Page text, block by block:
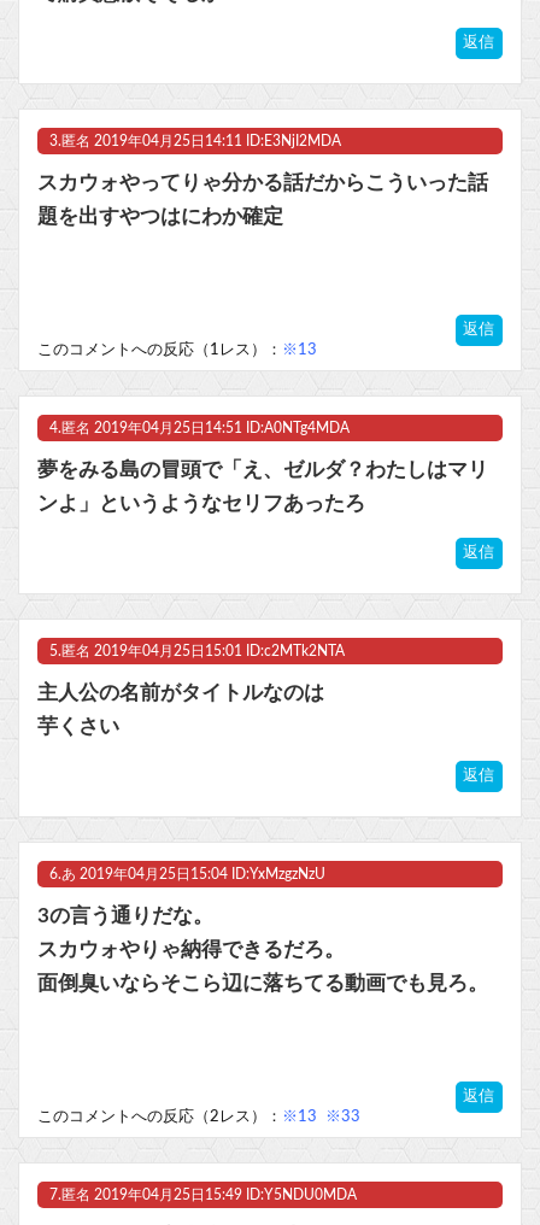
返信
3. 匿名 2019年04月25日14:11 ID:E3NjI2MDA
スカウォやってりゃ分かる話だからこういった話
題を出すやつはにわか確定
返信
このコメントへの反応（1レス）： ※13
4. 匿名 2019年04月25日14:51 ID:A0NTg4MDA
夢をみる島の冒頭で「え、ゼルダ？わたしはマリ
ンよ」というようなセリフあったろ
返信
5. 匿名 2019年04月25日15:01 ID:c2MTk2NTA
主人公の名前がタイトルなのは
芋くさい
返信
6.あ 2019年04月25日15:04 ID:YxMzgzNzU
3の言う通りだな。
スカウォやりゃ納得できるだろ。
面倒臭いならそこら辺に落ちてる動画でも見ろ。
返信
このコメントへの反応（2レス）： ※13 ※33
7. 匿名 2019年04月25日15:49 ID:Y5NDU0MDA